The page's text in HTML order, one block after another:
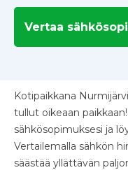
Vertaa
Kotipaikkana
tullut oikeaan
sähkösopimuksesi ja
Vertailemalla sähkön
säästää yllättävän